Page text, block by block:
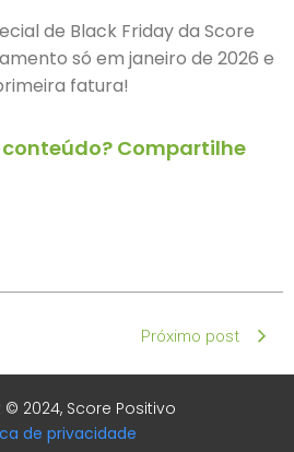
de Black Friday da Score
só em janeiro de 2026 e
fatura!
Compartilhe
Próximo post
2024, Score Positivo
de privacidade